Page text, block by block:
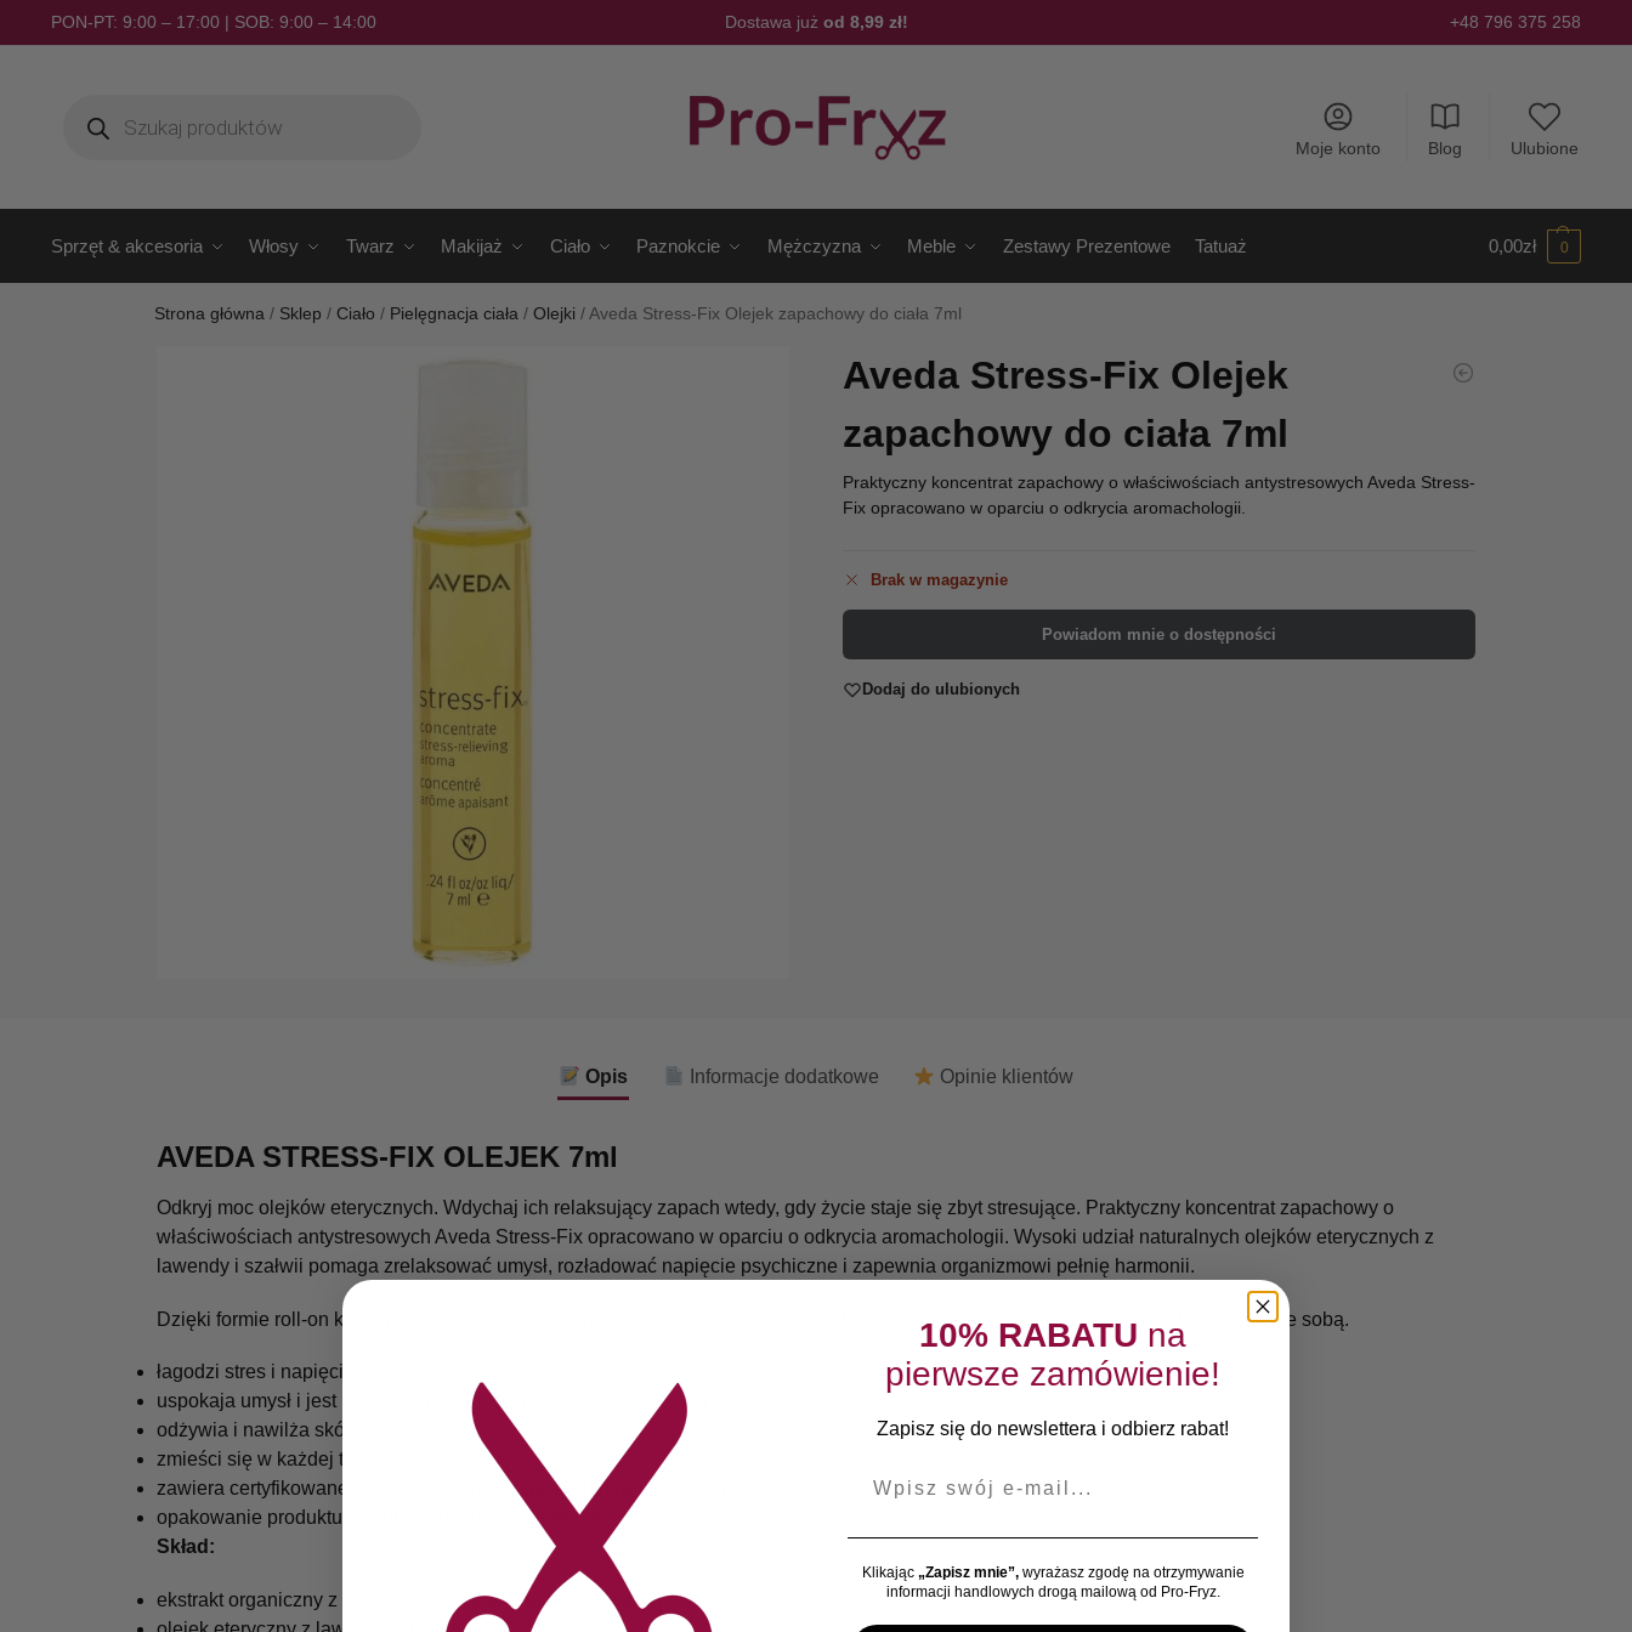
PON-PT: 9:00 – 17:00 | SOB: 9:00 – 14:00 Dostawa już od 8,99 zł! +48 796 375 258
Moje konto Blog Ulubione
Sprzęt & akcesoria Włosy Twarz Makijaż Ciało Paznokcie Mężczyzna Meble Zestawy Prezentowe Tatuaż 0,00zł 0
Strona główna / Sklep /Ciało / Pielęgnacja ciała /Olejki /Aveda Stress-Fix Olejek zapachowy do ciała 7ml
Aveda Stress-Fix Olejek
zapachowy do ciała 7ml
Praktyczny koncentrat zapachowy o właściwościach antystresowych Aveda Stress-
Fix opracowano w oparciu o odkrycia aromachologii.
Brak w magazynie
Powiadom mnie o dostępności
Dodaj do ulubionych
Opis Informacje dodatkowe Opinie klientów
AVEDA STRESS-FIX OLEJEK 7ml
Odkryj moc olejków eterycznych. Wdychaj ich relaksujący zapach wtedy, gdy życie staje się zbyt stresujące. Praktyczny koncentrat zapachowy o
właściwościach antystresowych Aveda Stress-Fix opracowano w oparciu o odkrycia aromachologii. Wysoki udział naturalnych olejków eterycznych z
lawendy i szałwii pomaga zrelaksować umysł, rozładować napięcie psychiczne i zapewnia organizmowi pełnię harmonii.
Dzięki formie roll-on koncentrat łatwo aplikuje się na skórę. Niewielkie rozmiary flakonu sprawiają, że możesz go wszędzie zabrać ze sobą.
łagodzi stres i napięcie psychiczne
uspokaja umysł i jest pomocny przy problemach z bezsennością
odżywia i nawilża skórę
zmieści się w każdej torebce
zawiera certyfikowane ekstrakty roślinne z gospodarstw ekologicznych
opakowanie produktu jest przyjazne dla środowiska
Skład:
ekstrakt organiczny z lawendy – koi, pomaga przy bezsenności
10% RABATU na
pierwsze zamówienie!
Zapisz się do newslettera i odbierz rabat!
Klikając „Zapisz mnie”,wyrażasz zgodę na otrzymywanie
informacji handlowych drogą mailową od Pro-Fryz.